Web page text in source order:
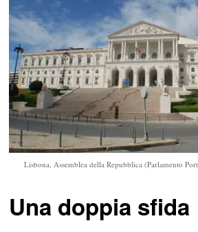
Lisbona, Assemblea della Repubblica (Parlamento
Una doppia sfida